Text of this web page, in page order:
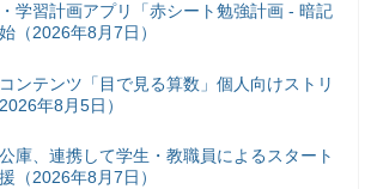
学習計画アプリ「赤シート勉強計画 - 暗記
（2026年8月7日）
ンテンツ「目で見る算数」個人向けストリ
年8月5日）
庫、連携して学生・教職員によるスタート
（2026年8月7日）